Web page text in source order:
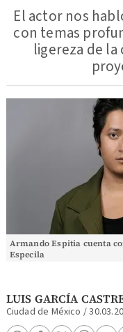
El actor nos
con temas
ligereza de la
Armando Espitia cuenta
Especila
LUIS GARCÍA
Ciudad de México /